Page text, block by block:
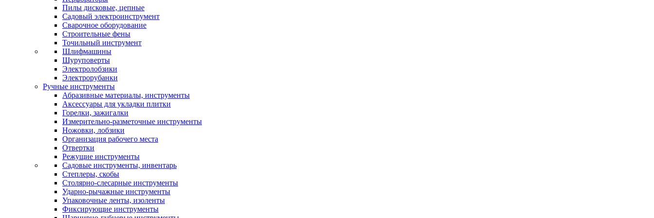
Пилы дисковые, цепные
Садовый электроинструмент
Сварочное оборудование
Строительные фены
Точильный инструмент
Шлифмашины
Шуруповерты
Электролобзики
Электрорубанки
Ручные инструменты
Абразивные материалы, инструменты
Аксессуары для укладки плитки
Горелки, зажигалки
Измерительно-разметочные инструменты
Ножовки, лобзики
Организация рабочего места
Отвертки
Режущие инструменты
Садовые инструменты, инвентарь
Степлеры, скобы
Столярно-слесарные инструменты
Ударно-рычажные инструменты
Упаковочные ленты, изоленты
Фиксирующие инструменты